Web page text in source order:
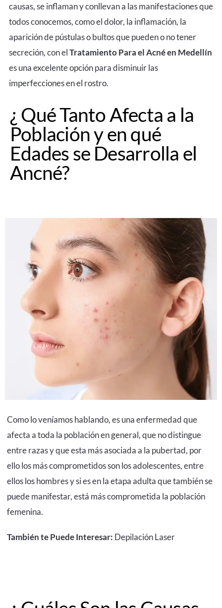
causas, se inflaman y conllevan a las manifestaciones que
todos conocemos, como el dolor, la inflamación, la
aparición de pústulas o bultos que pueden o no tener
secreción, con elTratamiento Para elAcné en Medellín
es una excelente opción para disminuir las
imperfecciones en el rostro.
¿ Qué Tanto Afecta a la
Población y en qué
Edades se Desarrolla el
Ancné?
Como lo veníamos hablando, es una enfermedad que
afecta a toda la población en general, que no distingue
entre razas y que esta más asociada a la pubertad, por
ello los más comprometidos son los adolescentes, entre
ellos los hombres y si es en la etapa adulta que también se
puede manifestar, está más comprometida la población
femenina.
También te Puede Interesar: Depilación Laser